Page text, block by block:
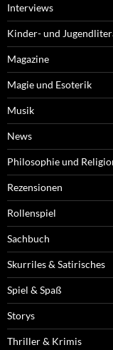
Interviews
Kinder- und
Magazine
Magie und Esoterik
Musik
News
Philosophie und
Rezensionen
Rollenspiel
Sachbuch
Skurriles & Satirisches
Spiel & Spaß
Storys
Thriller & Krimis